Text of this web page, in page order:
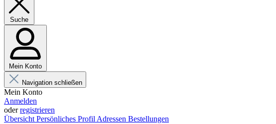
Suche
Mein Konto
Navigation schließen
Mein Konto
Anmelden
oderregistrieren
Übersicht Persönliches Profil Adressen Bestellungen